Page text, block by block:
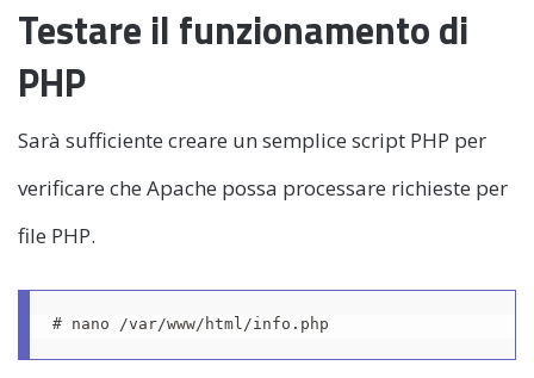
Testare il funzionamento di
PHP
Sarà sufficiente creare un semplice script PHP per
verificare che Apache possa processare richieste per
file PHP.
# nano /var/www/html/info.php